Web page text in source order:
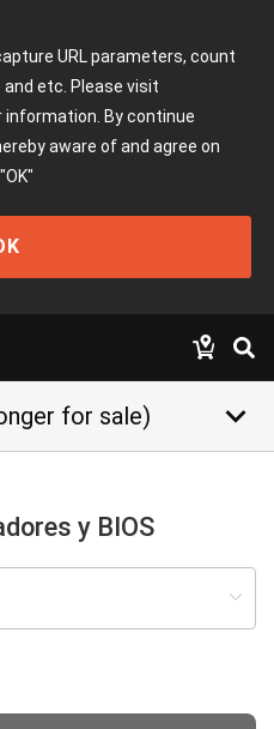
URL parameters, count
etc. Please visit
By continue
aware of and agree on
"OK"
for sale) keyboard_arrow_down
y BIOS